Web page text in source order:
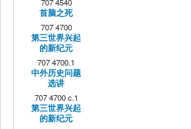
首脑之死
707 4700
第三世界兴起
的新纪元
707 4700.1
中外历史问题
选讲
707 4700 c.1
第三世界兴起
的新纪元